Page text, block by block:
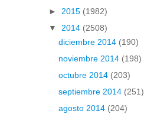
► 2015 (1982)
▼ 2014 (2508)
diciembre 2014 (190)
noviembre 2014 (198)
octubre 2014 (203)
septiembre 2014 (251)
agosto 2014 (204)